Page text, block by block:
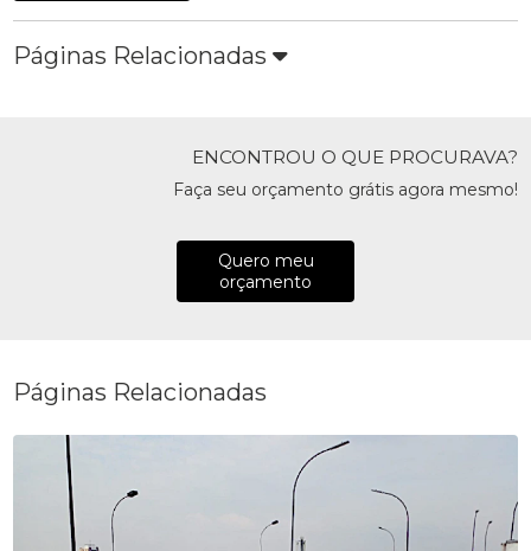
Páginas Relacionadas
ENCONTROU O QUE PROCURAVA?
Faça seu orçamento grátis agora mesmo!
Quero meu
orçamento
Páginas Relacionadas